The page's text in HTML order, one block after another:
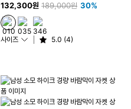
132,300원 189,000원 30%
사이즈 5.0 (4)